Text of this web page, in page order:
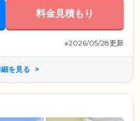
に過ごせる空間となっています。お風
スとしてご用意しています。
料金見積もり
※2026/05/28更新
を見る